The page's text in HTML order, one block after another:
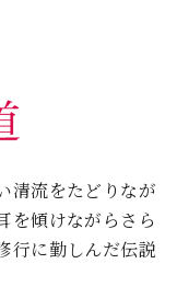
清流をたどりなが
を傾けながらさら
行に勤しんだ伝説